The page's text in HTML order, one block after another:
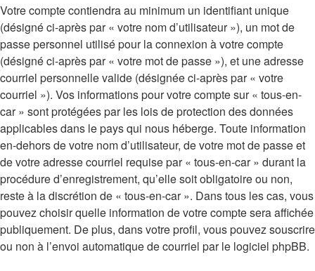
Votre compte contiendra au minimum un identifiant unique
(désigné ci-après par « votre nom d’utilisateur »), un mot de
passe personnel utilisé pour la connexion à votre compte
(désigné ci-après par « votre mot de passe »), et une adresse
courriel personnelle valide (désignée ci-après par « votre
courriel »). Vos informations pour votre compte sur « tous-en-
car » sont protégées par les lois de protection des données
applicables dans le pays qui nous héberge. Toute information
en-dehors de votre nom d’utilisateur, de votre mot de passe et
de votre adresse courriel requise par « tous-en-car » durant la
procédure d’enregistrement, qu’elle soit obligatoire ou non,
reste à la discrétion de « tous-en-car ». Dans tous les cas, vous
pouvez choisir quelle information de votre compte sera affichée
publiquement. De plus, dans votre profil, vous pouvez souscrire
ou non à l’envoi automatique de courriel par le logiciel phpBB.